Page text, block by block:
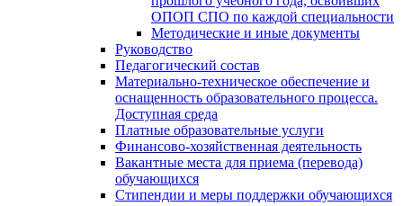
ОПОП СПО по каждой специальности
Методические и иные документы
Руководство
Педагогический состав
Материально-техническое обеспечение и
оснащенность образовательного процесса.
Доступная среда
Платные образовательные услуги
Финансово-хозяйственная деятельность
Вакантные места для приема (перевода)
обучающихся
Стипендии и меры поддержки обучающихся